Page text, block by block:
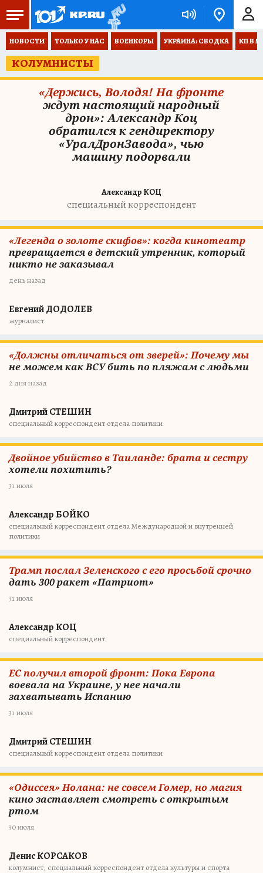
НОВОСТИ ТОЛЬКО У НАС ВОЕНКОРЫ УКРАИНА: СВОДКА КП В
КОЛУМНИСТЫ
«Держись, Володя! На фронте
ждут настоящий народный
дрон»: Александр Коц
обратился к гендиректору
«УралДронЗавода», чью
машину подорвали
Александр КОЦ
специальный корреспондент
«Легенда о золоте скифов»: когда кинотеатр
превращается в детский утренник, который
никто не заказывал
день назад
Евгений ДОДОЛЕВ
журналист
«Должны отличаться от зверей»: Почему мы
не можем как ВСУ бить по пляжам с людьми
2 дня назад
Дмитрий СТЕШИН
специальный корреспондент отдела политики
Двойное убийство в Таиланде: брата и сестру
хотели похитить?
31 июля
Александр БОЙКО
специальный корреспондент отдела Международной и внутренней
политики
Трамп послал Зеленского с его просьбой срочно
дать 300 ракет «Патриот»
31 июля
Александр КОЦ
специальный корреспондент
ЕС получил второй фронт: Пока Европа
воевала на Украине, у нее начали
захватывать Испанию
31 июля
Дмитрий СТЕШИН
специальный корреспондент отдела политики
«Одиссея» Нолана: не совсем Гомер, но магия
кино заставляет смотреть с открытым
ртом
30 июля
Денис КОРСАКОВ
колумнист, специальный корреспондент отдела культуры и спорта